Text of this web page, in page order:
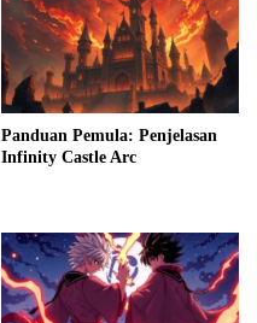
Panduan Pemula: Penjelasan
Infinity Castle Arc